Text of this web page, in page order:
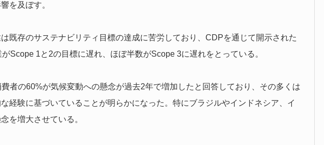
を及ぼす。
既存のサステナビリティ目標の達成に苦労しており、CDPを通じて開示された
Scope 1と2の目標に遅れ、ほぼ半数がScope 3に遅れをとっている。
者の60%が気候変動への懸念が過去2年で増加したと回答しており、その多くは
経験に基づいていることが明らかになった。特にブラジルやインドネシア、イ
を増大させている。